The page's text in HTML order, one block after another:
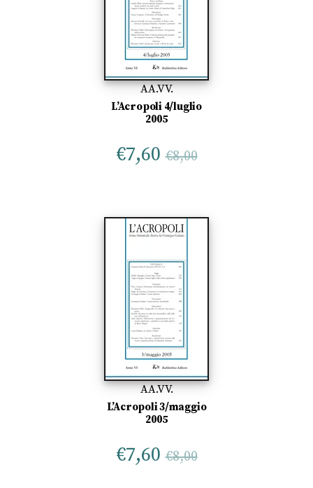
AA.VV.
L’Acropoli 4/luglio
2005
€7,60 €8,00
AA.VV.
L’Acropoli 3/maggio
2005
€7,60 €8,00